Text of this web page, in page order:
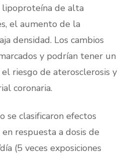
de alta
el aumento de la
densidad. Los cambios
y podrían tener un
riesgo de aterosclerosis y
coronaria.
se clasificaron efectos
respuesta a dosis de
(5 veces exposiciones